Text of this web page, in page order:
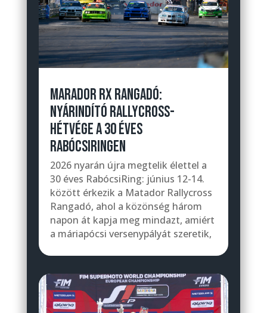
MARADOR RX RANGADÓ:
NYÁRINDÍTÓ RALLYCROSS-
HÉTVÉGE A 30 ÉVES
RABÓCSIRINGEN
2026 nyarán újra megtelik élettel a
30 éves RabócsiRing: június 12-14.
között érkezik a Matador Rallycross
Rangadó, ahol a közönség három
napon át kapja meg mindazt, amiért
a máriapócsi versenypályát szeretik,